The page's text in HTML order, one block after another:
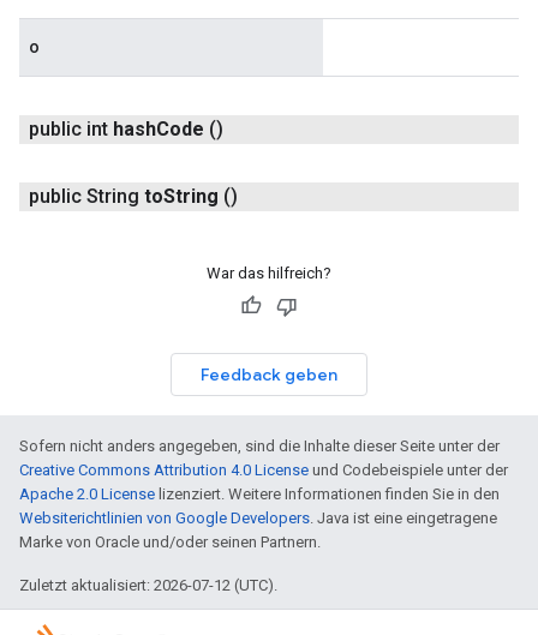
o
public int hashCode ()
public String toString ()
War das hilfreich?
Feedback geben
Sofern nicht anders angegeben, sind die Inhalte dieser Seite unter der
Creative Commons Attribution 4.0 License und Codebeispiele unter der
Apache 2.0 License lizenziert. Weitere Informationen finden Sie in den
Websiterichtlinien von Google Developers. Java ist eine eingetragene
Marke von Oracle und/oder seinen Partnern.
Zuletzt aktualisiert: 2026-07-12 (UTC).